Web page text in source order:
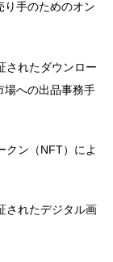
り手のためのオン
されたダウンロー
場への出品事務手
クン（NFT）によ
されたデジタル画